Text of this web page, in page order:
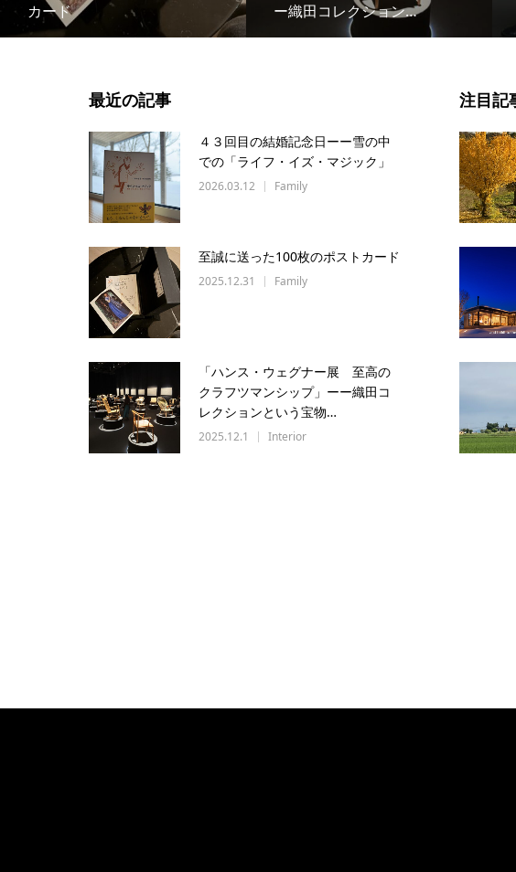
カード
ー織田コレクション…
最近の記事
４３回目の結婚記念日ーー雪の中
での「ライフ・イズ・マジック」
2026.03.12 Family
至誠に送った100枚のポストカード
2025.12.31 Family
「ハンス・ウェグナー展 至高の
クラフツマンシップ」ーー織田コ
レクションという宝物…
2025.12.1 Interior
注目記